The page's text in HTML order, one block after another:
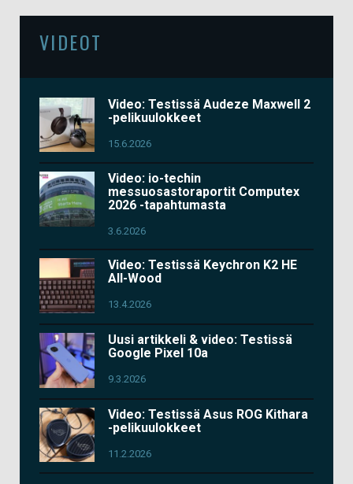
VIDEOT
Video: Testissä Audeze Maxwell 2
-pelikuulokkeet
15.6.2026
Video: io-techin
messuosastoraportit Computex
2026 -tapahtumasta
3.6.2026
Video: Testissä Keychron K2 HE
All-Wood
13.4.2026
Uusi artikkeli & video: Testissä
Google Pixel 10a
9.3.2026
Video: Testissä Asus ROG Kithara
-pelikuulokkeet
11.2.2026